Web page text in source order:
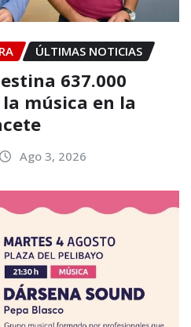
ÚLTIMAS NOTICIAS
637.000
música en la
Ago 3, 2026